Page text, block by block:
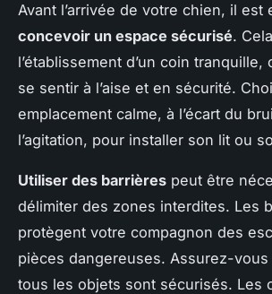
Avant l’arrivée de votre chien, il est
concevoir un espace sécurisé.
l’établissement d’un coin tranquille,
se sentir à l’aise et en sécurité.
emplacement calme, à l’écart du
l’agitation, pour installer son lit ou
Utiliser des barrières peut être
délimiter des zones interdites. Les
protègent votre compagnon des
pièces dangereuses. Assurez-
tous les objets sont sécurisés. Les